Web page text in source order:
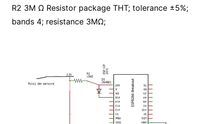
R2 3M Ω Resistor package THT; tolerance ±5%;
bands 4; resistance 3MΩ;